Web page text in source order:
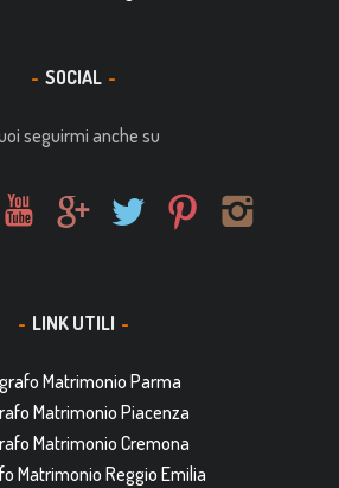
SOCIAL
seguirmi anche su
LINK UTILI
Matrimonio Parma
Matrimonio Piacenza
Matrimonio Cremona
Matrimonio Reggio Emilia